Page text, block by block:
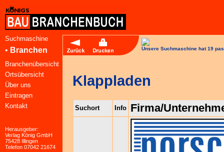
Suchmaschine
• Branchen
Branchenübersicht
Ortsübersicht
Über uns
Eintragen
Kontakt
Herausgeber:
Verlag König GmbH
75428 Illingen
Telefon 07042 21674
Unsere Suchmaschine hat 19
Klappladen
Suchort Info Firma/